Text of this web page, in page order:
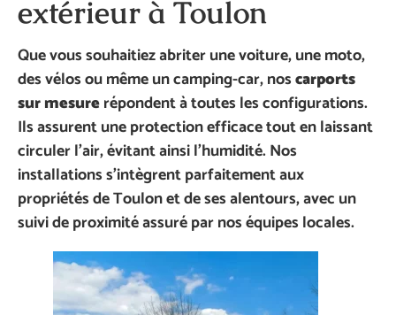
extérieur à Toulon
Que vous souhaitiez abriter une voiture, une moto,
des vélos ou même un camping-car, noscarports
sur mesurerépondent à toutes les configurations.
Ils assurent une protection efficace tout en laissant
circuler l’air, évitant ainsi l’humidité. Nos
installations s’intègrent parfaitement aux
propriétés de Toulon et de ses alentours, avec un
suivi de proximité assuré par nos équipes locales.